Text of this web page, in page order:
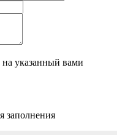
указанный вами
заполнения